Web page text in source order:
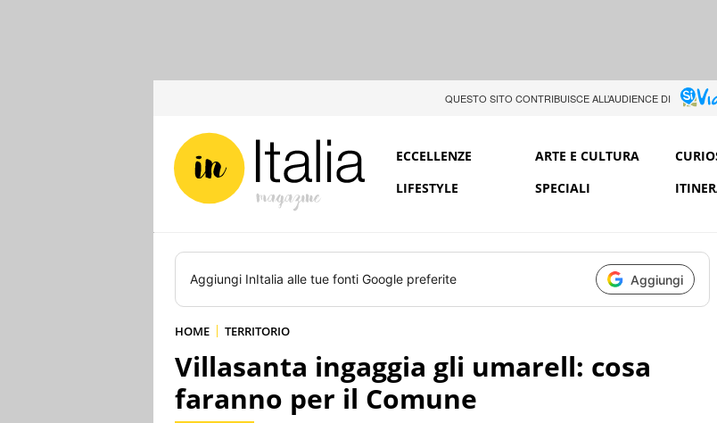
QUESTO SITO CONTRIBUISCE ALL’AUDIENCE DI
ECCELLENZE ARTE E CULTURA
LIFESTYLE
SPECIALI
Aggiungi InItalia alle tue fonti Google preferite Aggiungi
HOME TERRITORIO
Villasanta ingaggia gli umarell: cosa
faranno per il Comune